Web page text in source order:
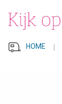
HOME |